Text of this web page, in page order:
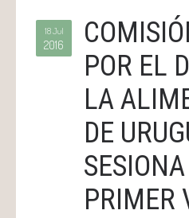
18 Jul
2016
POR EL
LA
DE
PRIMER